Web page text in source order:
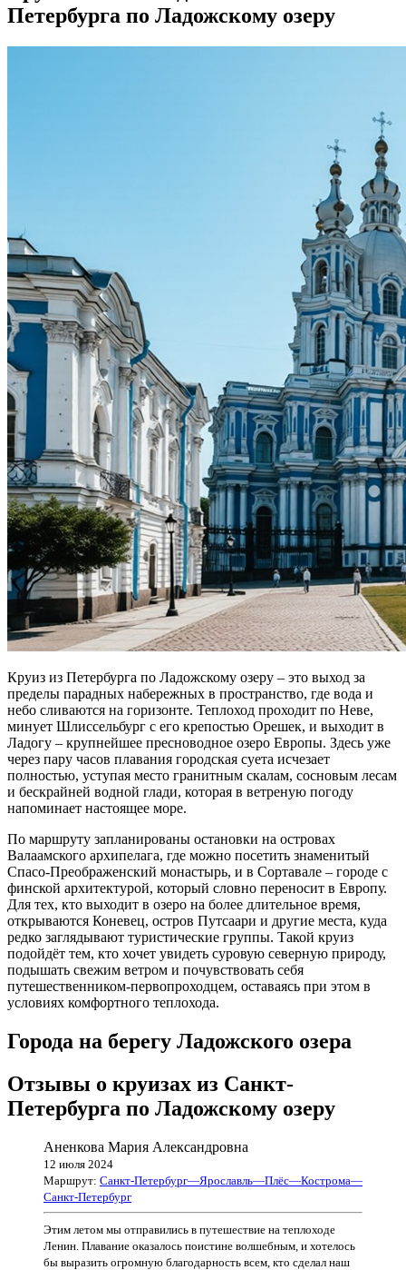
Петербурга по Ладожскому озеру
Круиз из Петербурга по Ладожскому озеру – это выход за
пределы парадных набережных в пространство, где вода и
небо сливаются на горизонте. Теплоход проходит по Неве,
минует Шлиссельбург с его крепостью Орешек, и выходит в
Ладогу – крупнейшее пресноводное озеро Европы. Здесь уже
через пару часов плавания городская суета исчезает
полностью, уступая место гранитным скалам, сосновым лесам
и бескрайней водной глади, которая в ветреную погоду
напоминает настоящее море.
По маршруту запланированы остановки на островах
Валаамского архипелага, где можно посетить знаменитый
Спасо-Преображенский монастырь, и в Сортавале – городе с
финской архитектурой, который словно переносит в Европу.
Для тех, кто выходит в озеро на более длительное время,
открываются Коневец, остров Путсаари и другие места, куда
редко заглядывают туристические группы. Такой круиз
подойдёт тем, кто хочет увидеть суровую северную природу,
подышать свежим ветром и почувствовать себя
путешественником-первопроходцем, оставаясь при этом в
условиях комфортного теплохода.
Города на берегу Ладожского озера
Отзывы о круизах из Санкт-
Петербурга по Ладожскому озеру
Аненкова Мария Александровна
12 июля 2024
Маршрут: Санкт-Петербург—Ярославль—Плёс—Кострома—
Санкт-Петербург
Этим летом мы отправились в путешествие на теплоходе
Ленин. Плавание оказалось поистине волшебным, и хотелось
бы выразить огромную благодарность всем, кто сделал наш